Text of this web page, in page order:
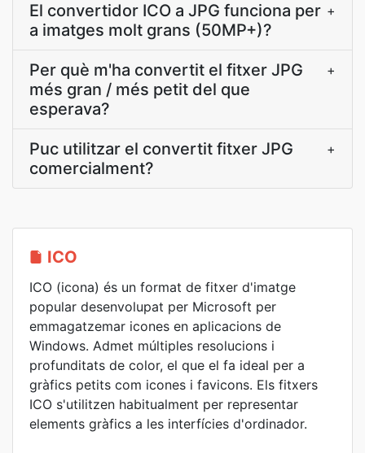
El convertidor ICO a JPG funciona per
a imatges molt grans (50MP+)?
+
Per què m'ha convertit el fitxer JPG
més gran / més petit del que
esperava?
+
Puc utilitzar el convertit fitxer JPG
comercialment?
+
ICO
ICO (icona) és un format de fitxer d'imatge
popular desenvolupat per Microsoft per
emmagatzemar icones en aplicacions de
Windows. Admet múltiples resolucions i
profunditats de color, el que el fa ideal per a
gràfics petits com icones i favicons. Els fitxers
ICO s'utilitzen habitualment per representar
elements gràfics a les interfícies d'ordinador.